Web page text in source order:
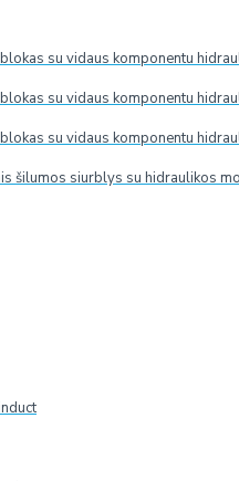
su vidaus komponentu
su vidaus komponentu
su vidaus komponentu
šilumos siurblys su hidraulikos
pasiūlymą!
darbo dienas nuo užsakymo
o išskirtiniais atvejais iki 4-6
komplektacijoje. Pavaizduotos
keisti, kai vėdinimo
būtina keisti bent 2